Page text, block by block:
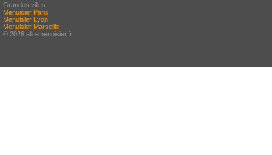
Grandes villes :
Menuisier Paris
Menuisier Lyon
Menuisier Marseille
© 2026 allo-menuisier.fr